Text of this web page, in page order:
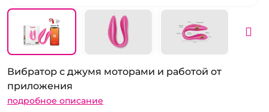
Вибратор с джумя моторами и работой от
приложения
подробное описание